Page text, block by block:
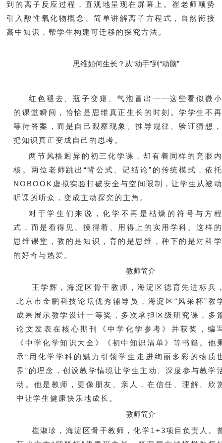
到的离子反应过程，直观地呈现在屏幕上。崔老师顺势
引入酸性氧化物概念、简单讲解离子方程式，自然衔接
高中知识，帮学生构建可迁移的探究方法。
思维如何生长？从“动手”到“动脑”
红色褪去、瓶子变瘪、气泡冒出——这些看似微小
的课堂瞬间，恰恰是思维真正生长的时刻。学学生不再
等待答案，而是自己观察现象、推导规律、验证猜想，
把知识真正变成自己的思考。
两节风格迥异的初三化学课，却有着同样的亮眼内
核。两位老师跳出“背公式、记结论”的传统模式，依托
NOBOOK虚拟实验打破安全与空间限制，让学生从被动
听课的听众，变成主动探究的主角。
对于学生们来说，化学不再是枯燥的符号与方程
式，而是看得见、摸得着、用得上的实用学科。这样的
思维课堂，教的是知识，育的是思维，种下的是对科学
的好奇与热爱。
教师简介
王学辉，海淀区骨干教师，海淀区德育先进标兵
北京市金鹏科技论坛优秀辅导员，海淀区“风采杯”教
成果展示教学设计一等奖，多次承担区级研究课，多
论文发表在核心期刊《中学化学参考》并获奖，编
《中学化学知识大全》《初中知识清单》等书籍。他
承“用化学学科的魅力引领学生走进绚丽多彩的物质
界”的理念，创设教学情境让学生主动、深度参与教学
动。他是教师，更像朋友、亲人，在信任、理解、欣
中让学生健康快乐地成长。
教师简介
崔淑珍，海淀区骨干教师，化学1+3项目负责人。